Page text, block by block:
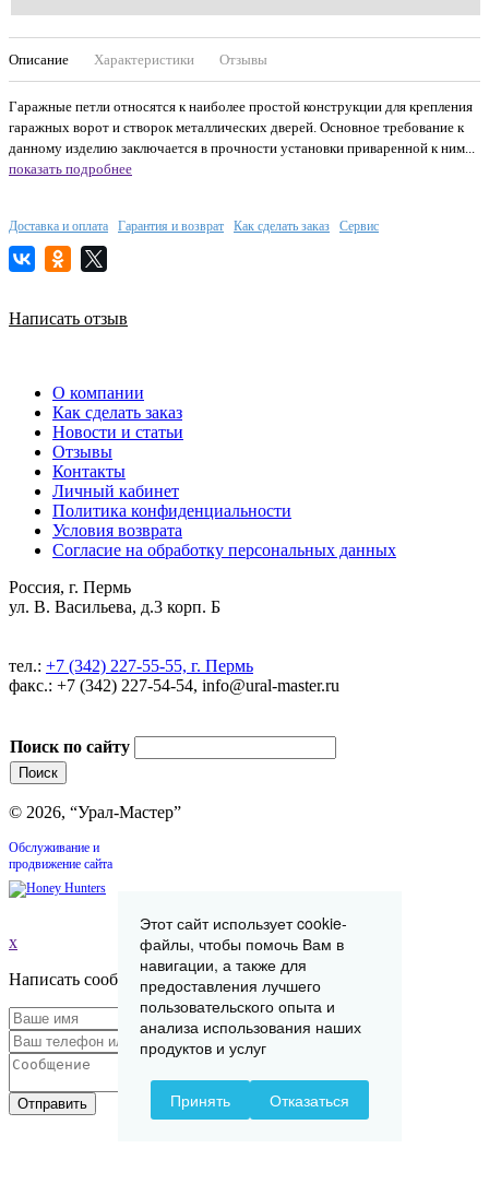
Описание Характеристики Отзывы
Гаражные петли относятся к наиболее простой конструкции для крепления
гаражных ворот и створок металлических дверей. Основное требование к
данному изделию заключается в прочности установки приваренной к ним...
показать подробнее
Доставка и оплата Гарантия и возврат Как сделать заказ Сервис
Написать отзыв
О компании
Как сделать заказ
Новости и статьи
Отзывы
Контакты
Личный кабинет
Политика конфиденциальности
Условия возврата
Согласие на обработку персональных данных
Россия, г. Пермь
ул. В. Васильева, д.3 корп. Б
тел.: +7 (342) 227-55-55, г. Пермь
факс.: +7 (342) 227-54-54, info@ural-master.ru
Поиск по сайту
© 2026, “Урал-Мастер”
Обслуживание и
продвижение сайта
x
Написать сообщение
Отправить
Этот сайт использует cookie-
файлы, чтобы помочь Вам в
навигации, а также для
предоставления лучшего
пользовательского опыта и
анализа использования наших
продуктов и услуг
Принять Отказаться